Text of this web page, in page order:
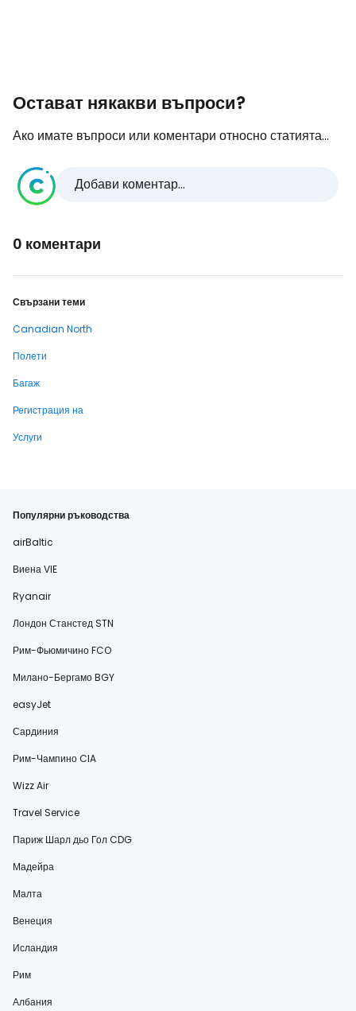
Остават някакви въпроси?
Ако имате въпроси или коментари относно статията...
Добави коментар...
0 коментари
Свързани теми
Canadian North
Полети
Багаж
Регистрация на
Услуги
Популярни ръководства
airBaltic
Виена VIE
Ryanair
Лондон Станстед STN
Рим-Фьюмичино FCO
Милано-Бергамо BGY
easyJet
Сардиния
Рим-Чампино CIA
Wizz Air
Travel Service
Париж Шарл дьо Гол CDG
Мадейра
Малта
Венеция
Исландия
Рим
Албания